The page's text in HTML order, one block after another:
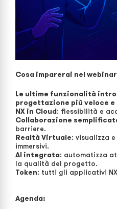
Cosa imparerai nel
Le ultime funzionalità
progettazione più veloce
NX in Cloud: flessibilità e
Collaborazione
barriere.
Realtà Virtuale: visualizza
immersivi.
AI integrata: automatizza
la qualità del progetto.
Token: tutti gli applicativi
Agenda: